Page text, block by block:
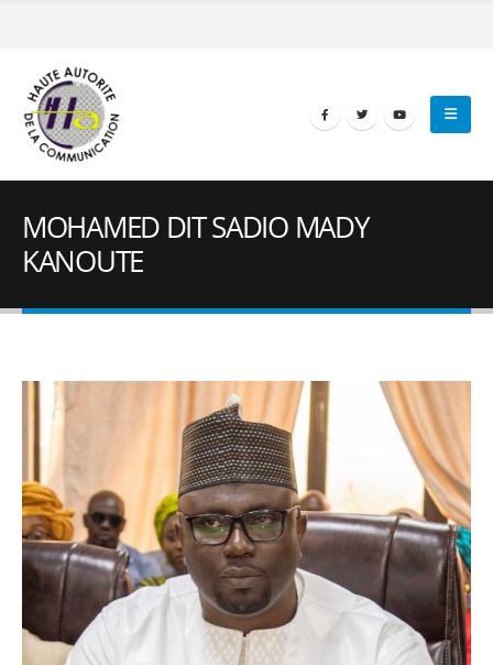
MOHAMED DIT SADIO MADY
KANOUTE